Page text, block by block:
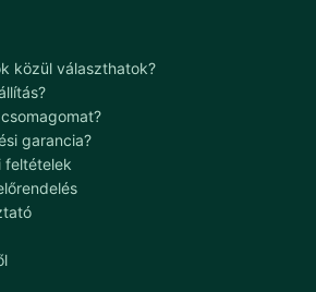
közül választhatok?
garancia?
feltételek